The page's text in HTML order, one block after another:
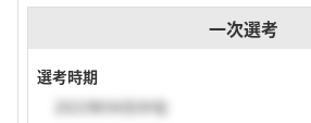
一次選考
選考時期
2023年04月中旬